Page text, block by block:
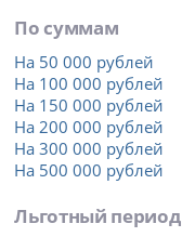
По суммам
На 50 000 рублей
На 100 000 рублей
На 150 000 рублей
На 200 000 рублей
На 300 000 рублей
На 500 000 рублей
Льготный период